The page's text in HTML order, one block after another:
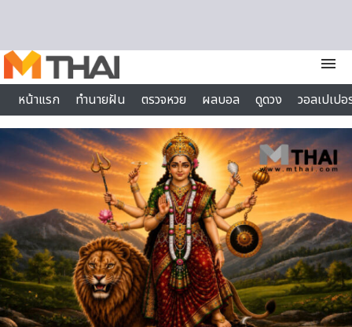
menu
หน้าแรก
ทำนายฝัน ตรวจหวย ผลบอล ดูดวง
วอลเปเป
ไลฟ์สไตล์